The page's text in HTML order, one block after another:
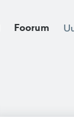
Foorum